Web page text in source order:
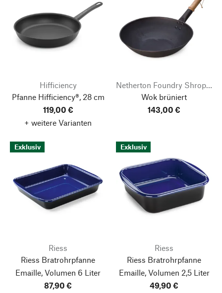
Hifficiency
Pfanne Hifficiency®, 28 cm
119,00 €
+ weitere Varianten
Netherton Foundry Shropshire
Wok brüniert
143,00 €
Exklusiv
Riess
Riess Bratrohrpfanne
Emaille, Volumen 6 Liter
87,90 €
Exklusiv
Riess
Riess Bratrohrpfanne
Emaille, Volumen 2,5 Liter
49,90 €